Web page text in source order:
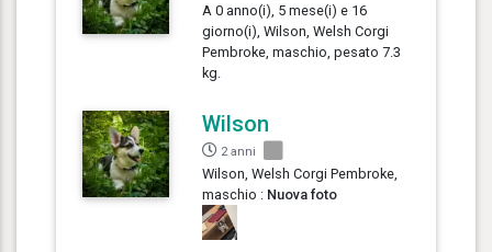
A 0 anno(i), 5 mese(i) e 16
giorno(i), Wilson, Welsh Corgi
Pembroke, maschio, pesato 7.3
kg.
Wilson
2 anni
Wilson, Welsh Corgi Pembroke,
maschio : Nuova foto